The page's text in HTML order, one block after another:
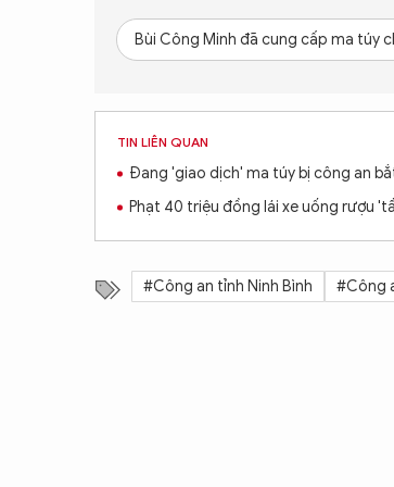
Bùi Công Minh đã cung cấp ma túy
TIN LIÊN QUAN
Đang 'giao dịch' ma túy bị công an
Phạt 40 triệu đồng lái xe uống rượu
#Công an tỉnh Ninh Bình #Công